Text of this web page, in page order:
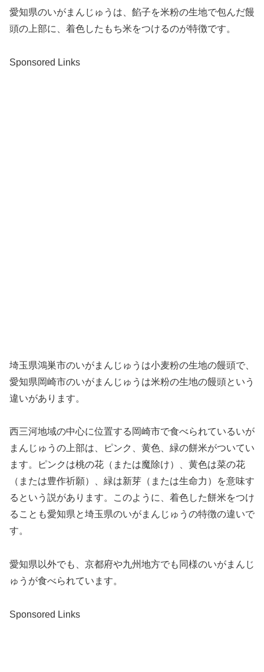
愛知県のいがまんじゅうは、餡子を米粉の生地で包んだ饅
頭の上部に、着色したもち米をつけるのが特徴です。
Sponsored Links
埼玉県鴻巣市のいがまんじゅうは小麦粉の生地の饅頭で、
愛知県岡崎市のいがまんじゅうは米粉の生地の饅頭という
違いがあります。
西三河地域の中心に位置する岡崎市で食べられているいが
まんじゅうの上部は、ピンク、黄色、緑の餅米がついてい
ます。ピンクは桃の花（または魔除け）、黄色は菜の花
（または豊作祈願）、緑は新芽（または生命力）を意味す
るという説があります。このように、着色した餅米をつけ
ることも愛知県と埼玉県のいがまんじゅうの特徴の違いで
す。
愛知県以外でも、京都府や九州地方でも同様のいがまんじ
ゅうが食べられています。
Sponsored Links